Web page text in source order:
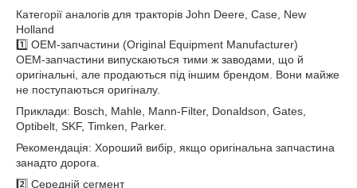
Категорії аналогів для тракторів John Deere, Case, New
Holland
1️⃣ OEM-запчастини (Original Equipment Manufacturer)
OEM-запчастини випускаються тими ж заводами, що й
оригінальні, але продаються під іншим брендом. Вони майже
не поступаються оригіналу.
Приклади: Bosch, Mahle, Mann-Filter, Donaldson, Gates,
Optibelt, SKF, Timken, Parker.
Рекомендація: Хороший вибір, якщо оригінальна запчастина
занадто дорога.
2️⃣ Середній сегмент